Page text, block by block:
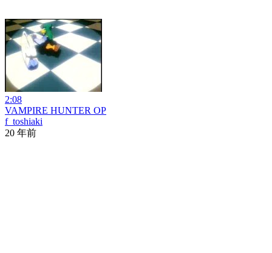
2:08
VAMPIRE HUNTER OP
f_toshiaki
20 年前